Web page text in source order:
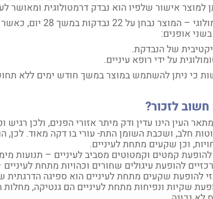
למוצר אישור שלפיו הוא נבדק דרמטולוגית ומאושר
במבדק
של הנבדקת.
על ידי רופא עיניים.
כי ניתן להשתמש במוצר במשך חודש ימים ללא
לזכור?
העין הינו עדין ודק מיתר אזורי הפנים, ולכן
חלב, ושכבת השומן התת- עורי בו דקה מאוד. לכן,
וכן שקעים מתחת לעיניים.
להופעת קמטים וקמטוטים מסביב לעיניים – תנועות
להופעת עיגולים שחורים וכהויות מתחת
להופעת שקעים מתחת לעיניים הוא ספיגה הדרגתית
שקיות ונפיחות מתחת לעיניים הם גנטיקה,